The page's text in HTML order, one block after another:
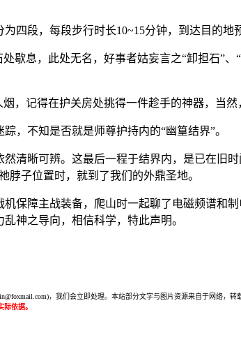
四段，每段步行时长10~15分钟，到达目的地
歇息，此处无名，好事者姑妄言之“卸担石”、
，记得在护关房处挑得一件趁手的神器，当然
，不知是否就是师尊护持内的“幽篁结界”。
清晰可辨。这最后一程于结界内，是已在旧
子位置时，就到了我们的外鼎圣地。
保障主战装备，爬山时一起聊了电磁频谱和
神之导向，相信科学，特此声明。
，我们会立即处理。本站部分文字与图片资源来自于网络，
依据。